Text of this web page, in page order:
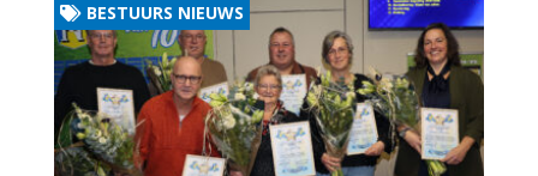
BESTUURS NIEUWS